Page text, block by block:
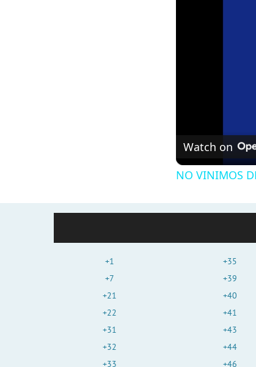
Watch on
NO VINIMOS
+1
+7
+21
+22
+31
+32
+33
+35
+39
+40
+41
+43
+44
+46